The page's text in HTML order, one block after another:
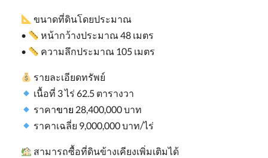
ขนาดที่ดินโดยประมาณ
•
หน้ากว้างประมาณ48 เมตร
•
ความลึกประมาณ 105 เมตร
รายละเอียดทรัพย์
เนื้อที่ 3ไร่ 62.5 ตารางวา
ราคาขาย 28,400,000บาท
ราคาเฉลี่ย 9,000,000บาท/ไร่
สามารถซื้อที่ดินข้างเคียงเพิ่มเติมได้